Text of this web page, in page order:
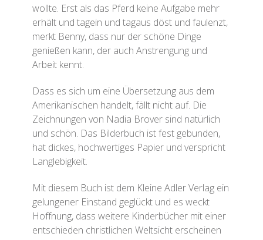
wollte. Erst als das Pferd keine Aufgabe mehr
erhält und tagein und tagaus döst und faulenzt,
merkt Benny, dass nur der schöne Dinge
genießen kann, der auch Anstrengung und
Arbeit kennt.
Dass es sich um eine Übersetzung aus dem
Amerikanischen handelt, fällt nicht auf. Die
Zeichnungen von Nadia Brover sind natürlich
und schön. Das Bilderbuch ist fest gebunden,
hat dickes, hochwertiges Papier und verspricht
Langlebigkeit.
Mit diesem Buch ist dem Kleine Adler Verlag ein
gelungener Einstand geglückt und es weckt
Hoffnung, dass weitere Kinderbücher mit einer
entschieden christlichen Weltsicht erscheinen